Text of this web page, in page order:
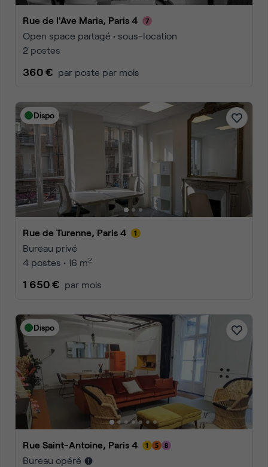
Rue de l'Ave Maria, Paris 4
Open space partagé • sous-location
2 postes
360 € par poste par mois
Dispo
Rue de Turenne, Paris 4
Bureau privé
4 postes • 16 m2
1 650 € par mois
Dispo
Rue Saint-Antoine, Paris 4
Bureau opéré